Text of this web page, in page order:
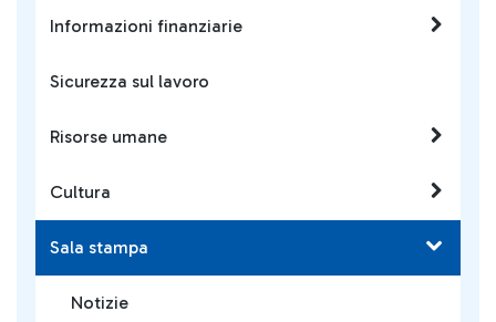
Informazioni finanziarie
Sicurezza sul lavoro
Risorse umane
Cultura
Sala stampa
Notizie